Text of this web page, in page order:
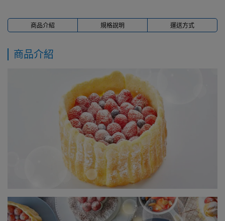
商品介紹 規格說明 運送方式
商品介紹